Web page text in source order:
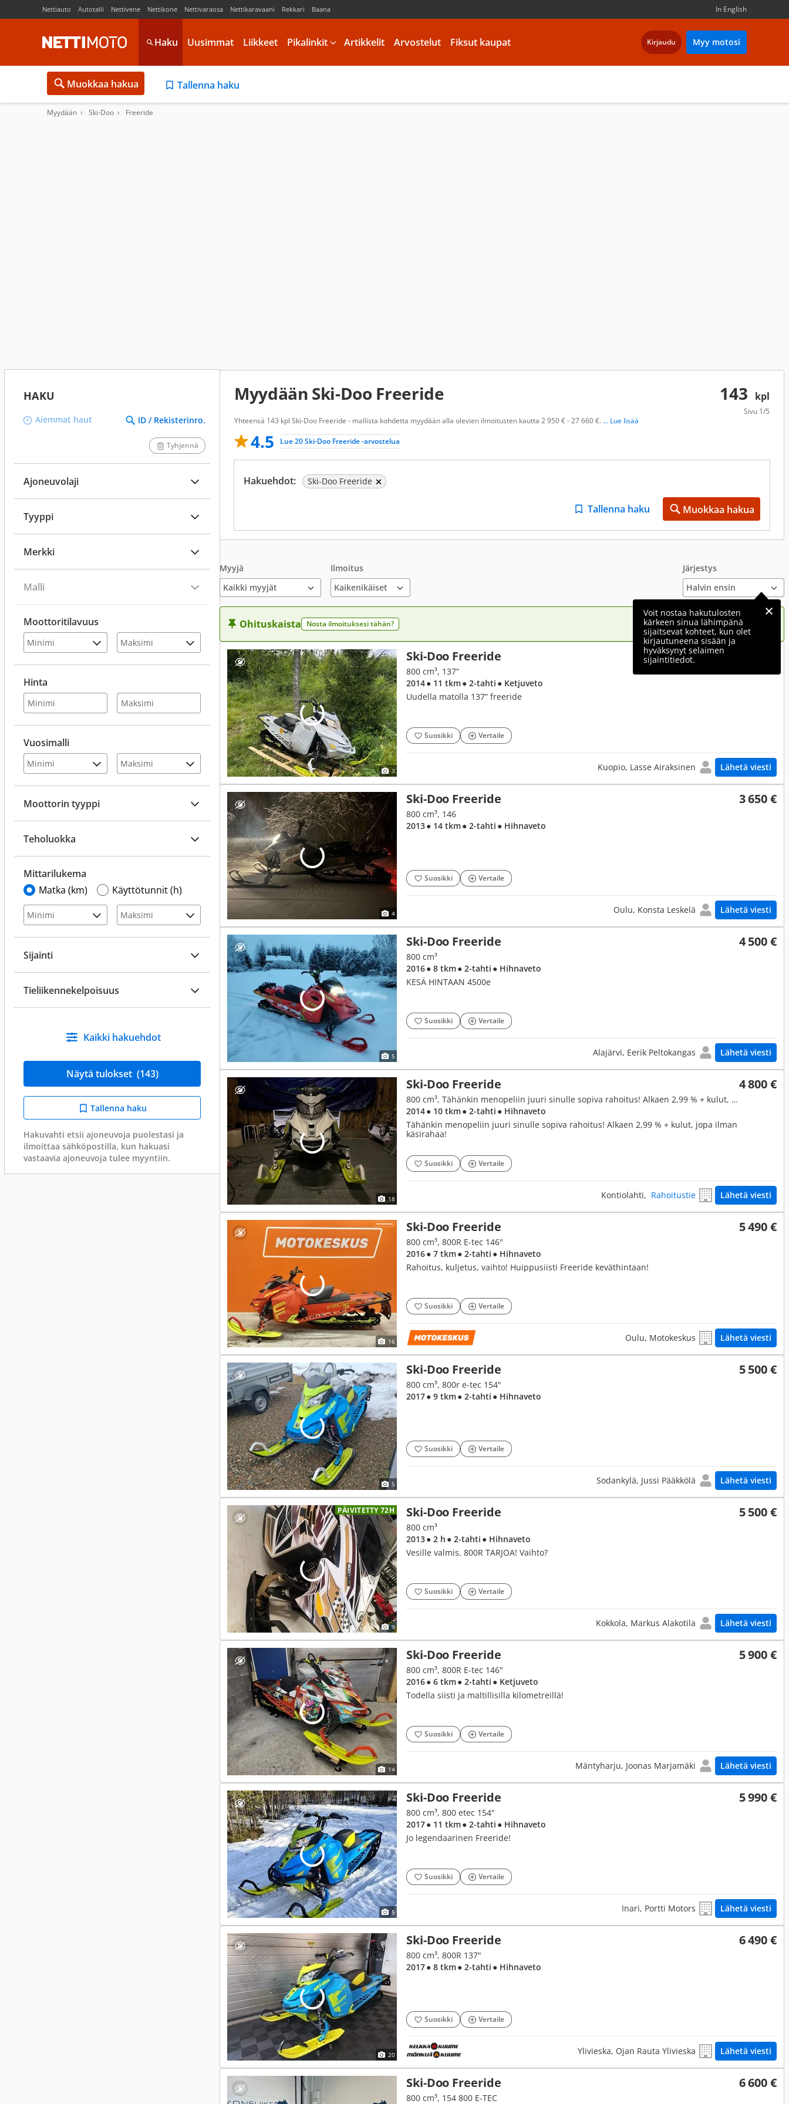
Nettiauto Autotalli Nettivene Nettikone Nettivaraosa Nettikaravaani Rekkari Baana In English
Haku Uusimmat Liikkeet Pikalinkit Artikkelit Arvostelut Fiksut kaupat Kirjaudu Myy motosi
Muokkaa hakua Tallenna haku
Myydään Ski-Doo Freeride
HAKU
Aiemmat haut ID / Rekisterinro.
Tyhjennä
Ajoneuvolaji
Tyyppi
Merkki
Malli
Moottoritilavuus
Hinta
Vuosimalli
Moottorin tyyppi
Teholuokka
Mittarilukema
Matka (km)
Käyttötunnit (h)
Sijainti
Tieliikennekelpoisuus
Kaikki hakuehdot
Näytä tulokset (143)
Tallenna haku
Hakuvahti etsii ajoneuvoja puolestasi ja
ilmoittaa sähköpostilla, kun hakuasi
vastaavia ajoneuvoja tulee myyntiin.
143 kpl
Sivu 1/5
Myydään Ski-Doo Freeride
Yhteensä 143 kpl Ski-Doo Freeride - mallista kohdetta myydään alla olevien ilmoitusten kautta 2 950 € - 27 660 €. ... Lue lisää
4.5 Lue 20 Ski-Doo Freeride -arvostelua
Hakuehdot: Ski-Doo Freeride
Tallenna haku Muokkaa hakua
Myyjä
Kaikki myyjät
Ilmoitus Järjestys
Voit nostaa hakutulosten
kärkeen sinua lähimpänä
sijaitsevat kohteet, kun olet
kirjautuneena sisään ja
hyväksynyt selaimen
sijaintitiedot.
Ohituskaista Nosta ilmoituksesi tähän?
3
Ski-Doo Freeride
800 cm³, 137”
2014● 11 tkm● 2-tahti ● Ketjuveto
Uudella matolla 137” freeride
Suosikki Vertaile
Kuopio, Lasse Airaksinen Lähetä viesti
4
Ski-Doo Freeride 3 650 €
800 cm³, 146
2013● 14 tkm● 2-tahti ● Hihnaveto
Suosikki Vertaile
Oulu, Konsta Leskelä Lähetä viesti
5
Ski-Doo Freeride 4 500 €
800 cm³
2016● 8 tkm● 2-tahti ● Hihnaveto
KESÄ HINTAAN 4500e
Suosikki Vertaile
Alajärvi, Eerik Peltokangas Lähetä viesti
18
Ski-Doo Freeride 4 800 €
800 cm³, Tähänkin menope­liin juuri sinulle sopiva rahoitus! Alkaen 2,99 % + kulut, jopa ilman käsirahaa!
2014● 10 tkm● 2-tahti ● Hihnaveto
Tähänkin menopeliin juuri sinulle sopiva rahoitus! Alkaen 2,99 % + kulut, jopa ilman
käsirahaa!
Suosikki Vertaile
Kontiolahti, Rahoitustie Lähetä viesti
16
Ski-Doo Freeride 5 490 €
800 cm³, 800R E-tec 146"
2016● 7 tkm● 2-tahti ● Hihnaveto
Rahoitus, kuljetus, vaihto! Huippusiisti Freeride keväthintaan!
Suosikki Vertaile
Oulu, Motokeskus Lähetä viesti
5
Ski-Doo Freeride 5 500 €
800 cm³, 800r e-tec 154"
2017● 9 tkm● 2-tahti ● Hihnaveto
Suosikki Vertaile
Sodankylä, Jussi Pääkkölä Lähetä viesti
PÄIVITETTY 72H
9
Ski-Doo Freeride 5 500 €
800 cm³
2013● 2 h ● 2-tahti ● Hihnaveto
Vesille valmis. 800R TARJOA! Vaihto?
Suosikki Vertaile
Kokkola, Markus Alakotila Lähetä viesti
14
Ski-Doo Freeride 5 900 €
800 cm³, 800R E-tec 146"
2016● 6 tkm● 2-tahti ● Ketjuveto
Todella siisti ja maltillisilla kilometreillä!
Suosikki Vertaile
Mäntyharju, Joonas Marjamäki Lähetä viesti
5
Ski-Doo Freeride 5 990 €
800 cm³, 800 etec 154"
2017● 11 tkm● 2-tahti ● Hihnaveto
Jo legendaarinen Freeride!
Suosikki Vertaile
Inari, Portti Motors Lähetä viesti
20
Ski-Doo Freeride 6 490 €
800 cm³, 800R 137"
2017● 8 tkm● 2-tahti ● Hihnaveto
Suosikki Vertaile
Ylivieska, Ojan Rauta Ylivieska Lähetä viesti
Ski-Doo Freeride 6 600 €
800 cm³, 154 800 E-TEC